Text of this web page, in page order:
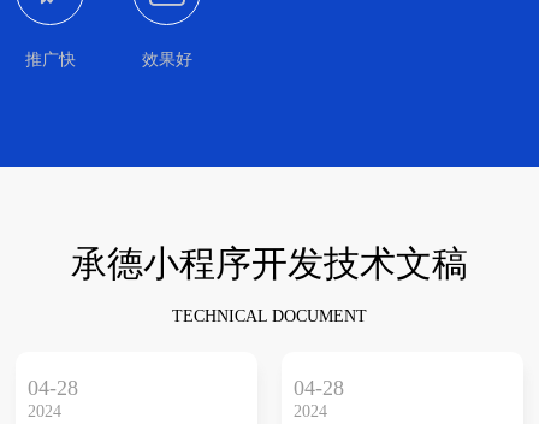
推广快 效果好
承德小程序开发技术文稿
TECHNICAL DOCUMENT
04-28
2024
04-28
2024